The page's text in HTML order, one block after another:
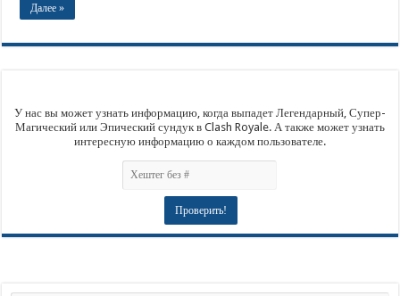
Далее »
У нас вы может узнать информацию, когда выпадет Легендарный, Супер-
Магический или Эпический сундук в Clash Royale. А также может узнать
интересную информацию о каждом пользователе.